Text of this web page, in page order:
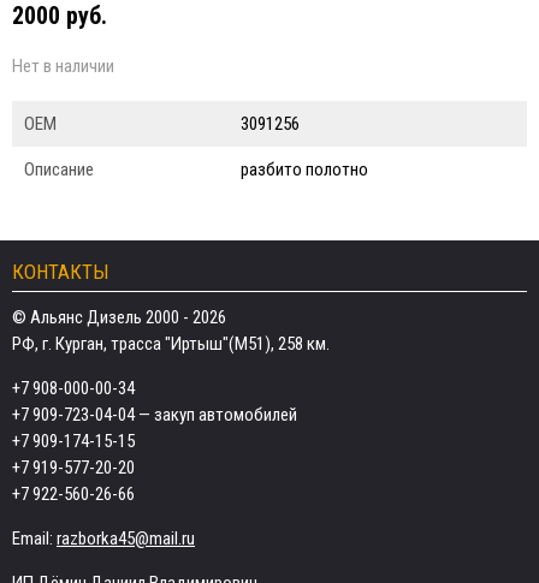
2000 руб.
Нет в наличии
ОЕМ 3091256
Описание разбито полотно
КОНТАКТЫ
© Альянс Дизель 2000 - 2026
РФ, г. Курган, трасса "Иртыш"(М51), 258 км.
+7 908-000-00-34
+7 909-723-04-04— закуп автомобилей
+7 909-174-15-15
+7 919-577-20-20
+7 922-560-26-66
Email: razborka45@mail.ru